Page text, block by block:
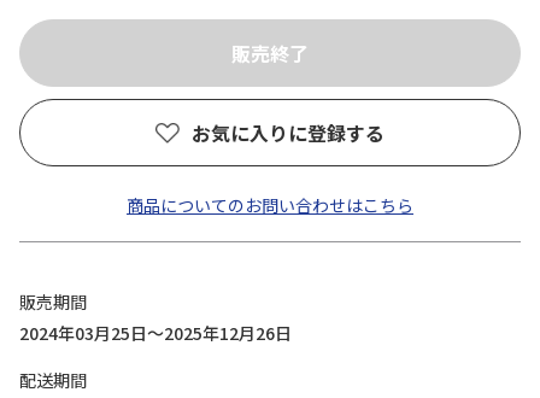
お気に入りに登録する
商品についてのお問い合わせはこちら
販売期間
2024年03月25日～2025年12月26日
配送期間